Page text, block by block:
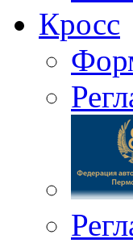
Кросс